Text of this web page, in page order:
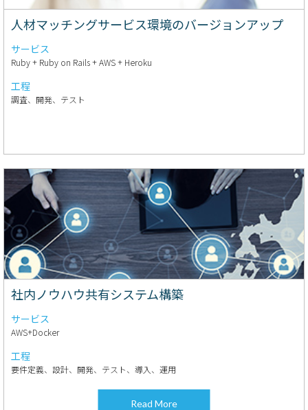
人材マッチングサービス環境のバージョンアップ
サービス
Ruby + Ruby on Rails + AWS + Heroku
工程
調査、開発、テスト
社内ノウハウ共有システム構築
サービス
AWS+Docker
工程
要件定義、設計、開発、テスト、導入、運用
Read More